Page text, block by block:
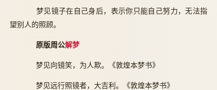
梦见镜子在自己身后，表示你只能自己努力，无法指
望别人的照顾。
原版周公解梦
梦见向镜笑，为人欺。《敦煌本梦书》
梦见远行照镜者，大吉利。《敦煌本梦书》